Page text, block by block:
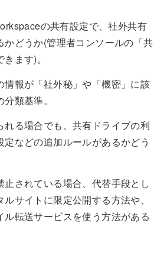
の共有設定で、社外共有
かどうか(管理者コンソールの「共
ます)。
情報が「社外秘」や「機密」に該
類基準。
れる場合でも、共有ドライブの利
定などの追加ルールがあるかどう
止されている場合、代替手段とし
サイトに限定公開する方法や、
ル転送サービスを使う方法がある